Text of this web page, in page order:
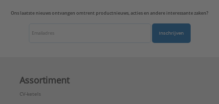
Serie:
LS range
Ons laatste nieuws ontvangen omtrent productnieuws, acties en andere interessante zaken?
Inschrijven
Assortiment
CV-ketels